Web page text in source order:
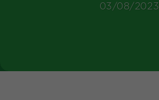
03/08/2023